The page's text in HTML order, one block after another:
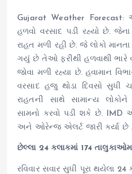
Gujarat Weather Forecast:
હળવો વરસાદ પડી રહ્યો છે. જેના
રાહત મળી રહી છે. જે લોકો
ગયું છે તેઓ ફરીથી હળવાથી ભારે
જોવા મળી રહ્યા છે. હવામાન
વરસાદ હજુ થોડા દિવસો સુધી
રાહતની સાથે સામાન્ય
સામનો કરવો પડી શકે છે. IMD
અને ઓરેન્જ એલર્ટ જારી કર્યા છે .
છેલ્લા 24 કલાકમાં 174
રવિવાર સવાર સુધી પૂરા થયેલા 24